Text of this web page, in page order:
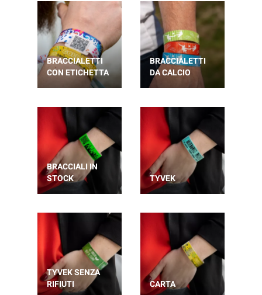
BRACCIALETTI
CON ETICHETTA
BRACCIALETTI
DA CALCIO
BRACCIALI IN
STOCK
TYVEK
TYVEK SENZA
RIFIUTI
CARTA